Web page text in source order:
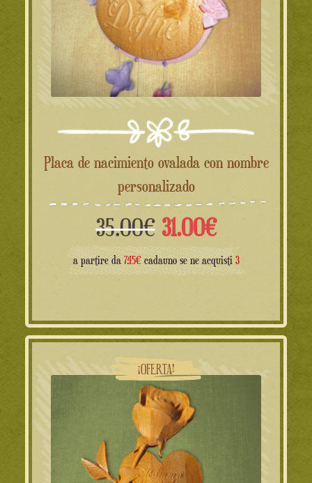
Placa de nacimiento ovalada con nombre
personalizado
35.00€ El
precio
era:
35.00€.
31.00€El
precio
es:
31.00€.
a partire da 7.45€cadauno se ne acquisti 3
¡OFERTA!